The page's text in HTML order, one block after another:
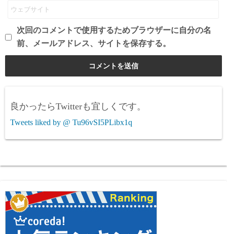
次回のコメントで使用するためブラウザーに自分の名
前、メールアドレス、サイトを保存する。
良かったらTwitterも宜しくです。
Tweets liked by @ Tu96vSI5PLibx1q